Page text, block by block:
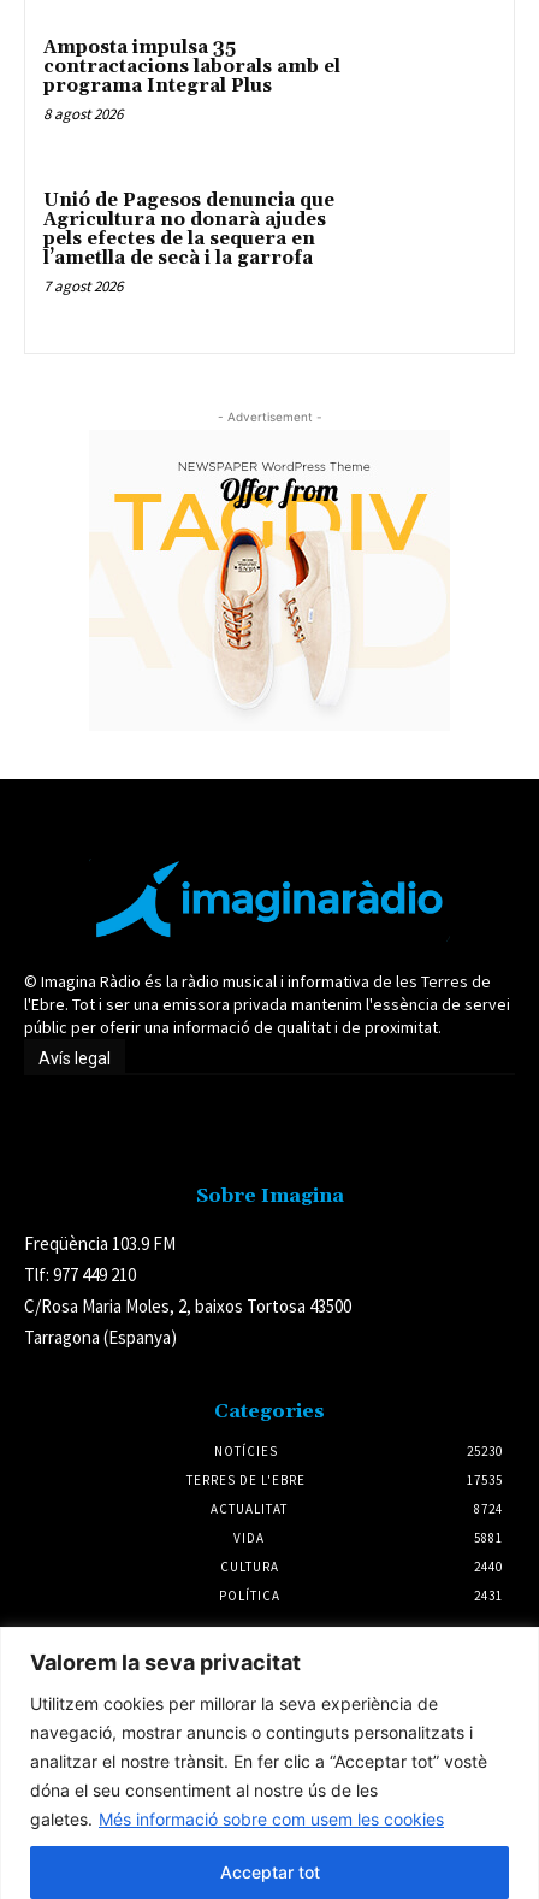
Valorem la seva privacitat
Utilitzem cookies per millorar la seva experiència de
navegació, mostrar anuncis o continguts personalitzats i
analitzar el nostre trànsit. En fer clic a “Acceptar tot” vostè
dóna el seu consentiment al nostre ús de les
galetes. Més informació sobre com usem les cookies
Acceptar tot
Amposta impulsa 35
contractacions laborals amb el
programa Integral Plus
8 agost 2026
Unió de Pagesos denuncia que
Agricultura no donarà ajudes
pels efectes de la sequera en
l’ametlla de secà i la garrofa
7 agost 2026
- Advertisement -
© Imagina Ràdio és la ràdio musical i informativa de les Terres de
l'Ebre. Tot i ser una emissora privada mantenim l'essència de servei
públic per oferir una informació de qualitat i de proximitat.
Avís legal
Sobre Imagina
Freqüència 103.9 FM
Tlf: 977 449 210
C/Rosa Maria Moles, 2, baixos Tortosa 43500
Tarragona (Espanya)
Categories
NOTÍCIES
25230
TERRES DE L'EBRE
17535
ACTUALITAT
8724
VIDA
5881
CULTURA
2440
POLÍTICA
2431
L’Ajuntament d’Amposta i UGT impulsaran
un conveni propi per al servei de neteja
viària
6 agost 2026
El 61è Concert Popular de Bandes d’Amposta
retrà homenatge al compositor Juli Pañella
4 agost 2026